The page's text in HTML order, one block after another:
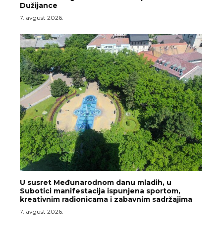
Dužijance
7. avgust 2026.
U susret Međunarodnom danu mladih, u
Subotici manifestacija ispunjena sportom,
kreativnim radionicama i zabavnim sadržajima
7. avgust 2026.